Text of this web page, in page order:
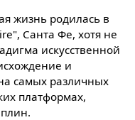
жизнь родилась в
Санта Фе, хотя не
искусственной
и
самых различных
платформах,